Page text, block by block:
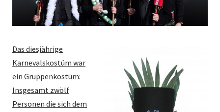
Das diesjährige
Karnevalskostüm war
ein Gruppenkostüm:
Insgesamt zwölf
Personen die sich dem